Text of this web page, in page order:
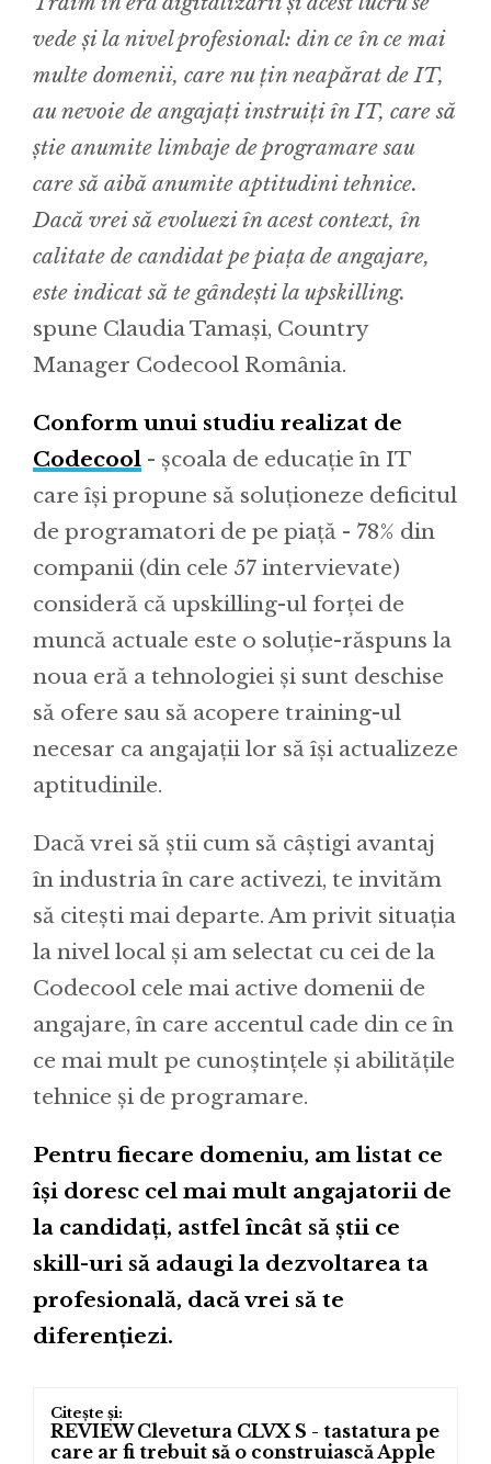
vede și la nivel profesional: din ce în ce mai
multe domenii, care nu țin neapărat de IT,
au nevoie de angajați instruiți în IT, care să
știe anumite limbaje de programare sau
care să aibă anumite aptitudini tehnice.
Dacă vrei să evoluezi în acest context, în
calitate de candidat pe piața de angajare,
este indicat să te gândești la upskilling.
spune Claudia Tamași, Country
Manager Codecool România.
Conform unui studiu realizat de
Codecool - școala de educație în IT
care își propune să soluționeze deficitul
de programatori de pe piață - 78% din
companii (din cele 57 intervievate)
consideră că upskilling-ul forței de
muncă actuale este o soluție-răspuns la
noua eră a tehnologiei și sunt deschise
să ofere sau să acopere training-ul
necesar ca angajații lor să își actualizeze
aptitudinile.
Dacă vrei să știi cum să câștigi avantaj
în industria în care activezi, te invităm
să citești mai departe. Am privit situația
la nivel local și am selectat cu cei de la
Codecool cele mai active domenii de
angajare, în care accentul cade din ce în
ce mai mult pe cunoștințele și abilitățile
tehnice și de programare.
Pentru fiecare domeniu, am listat ce
își doresc cel mai mult angajatorii de
la candidați, astfel încât să știi ce
skill-uri să adaugi la dezvoltarea ta
profesională, dacă vrei să te
diferențiezi.
REVIEW Clevetura CLVX S - tastatura pe
care ar fi trebuit să o construiască Apple